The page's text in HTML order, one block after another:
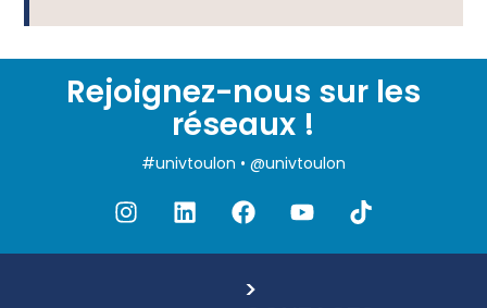
Rejoignez-nous sur les
réseaux !
#univtoulon • @univtoulon
>